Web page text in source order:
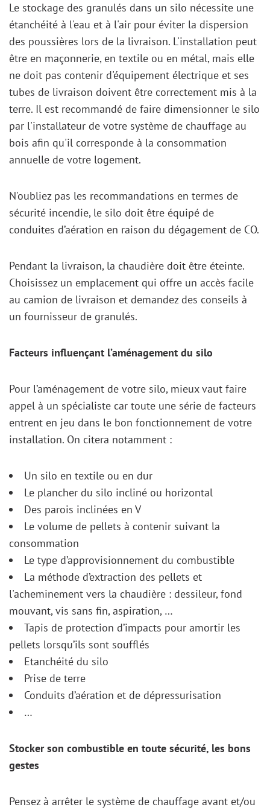
Le stockage des granulés dans un silo nécessite une
étanchéité à l'eau et à l'air pour éviter la dispersion
des poussières lors de la livraison. L'installation peut
être en maçonnerie, en textile ou en métal, mais elle
ne doit pas contenir d'équipement électrique et ses
tubes de livraison doivent être correctement mis à la
terre. Il est recommandé de faire dimensionner le silo
par l'installateur de votre système de chauffage au
bois afin qu'il corresponde à la consommation
annuelle de votre logement.
N'oubliez pas les recommandations en termes de
sécurité incendie, le silo doit être équipé de
conduites d’aération en raison du dégagement de CO.
Pendant la livraison, la chaudière doit être éteinte.
Choisissez un emplacement qui offre un accès facile
au camion de livraison et demandez des conseils à
un fournisseur de granulés.
Facteurs influençant l’aménagement du silo
Pour l’aménagement de votre silo, mieux vaut faire
appel à un spécialiste car toute une série de facteurs
entrent en jeu dans le bon fonctionnement de votre
installation. On citera notamment :
Un silo en textile ou en dur
Le plancher du silo incliné ou horizontal
Des parois inclinées en V
Le volume de pellets à contenir suivant la
consommation
Le type d’approvisionnement du combustible
La méthode d’extraction des pellets et
l'acheminement vers la chaudière : dessileur, fond
mouvant, vis sans fin, aspiration, …
Tapis de protection d’impacts pour amortir les
pellets lorsqu’ils sont soufflés
Etanchéité du silo
Prise de terre
Conduits d’aération et de dépressurisation
…
Stocker son combustible en toute sécurité, les bons
gestes
Pensez à arrêter le système de chauffage avant et/ou